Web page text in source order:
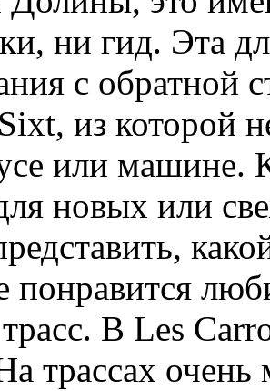
ни гид. Эта
с обратной
из которой
или машине.
новых или
понравится
В Les
трассах